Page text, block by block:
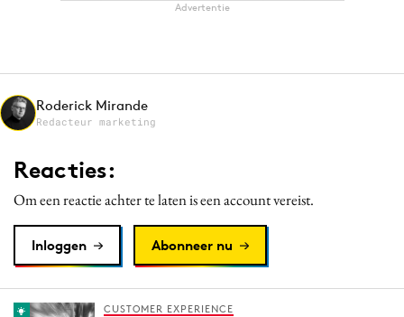
Interne communicatie
Martech
Media
PR
Programmatic
Purpose Marketing
Reputatie & crisis
Advertentie
Roderick Mirande
Redacteur marketing
Reacties:
Om een reactie achter te laten is een account vereist.
Inloggen Abonneer nu
CUSTOMER EXPERIENCE